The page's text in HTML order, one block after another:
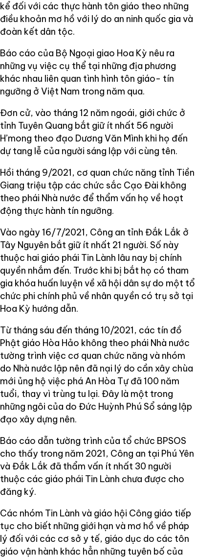
kể đối với các thực hành tôn giáo theo những
điều khoản mơ hồ với lý do an ninh quốc gia và
đoàn kết dân tộc.
Báo cáo của Bộ Ngoại giao Hoa Kỳ nêu ra
những vụ việc cụ thể tại những địa phương
khác nhau liên quan tình hình tôn giáo- tín
ngưỡng ở Việt Nam trong năm qua.
Đơn cử, vào tháng 12 năm ngoái, giới chức ở
tỉnh Tuyên Quang bắt giữ ít nhất 56 người
H’mong theo đạo Dương Văn Mình khi họ đến
dự tang lễ của người sáng lập với cùng tên.
Hồi tháng 9/2021, cơ quan chức năng tỉnh Tiền
Giang triệu tập các chức sắc Cạo Đài không
theo phái Nhà nước để thẩm vấn họ về hoạt
động thực hành tín ngưỡng.
Vào ngày 16/7/2021, Công an tỉnh Đắk Lắk ở
Tây Nguyên bắt giữ ít nhất 21 người. Số này
thuộc hai giáo phái Tin Lành lâu nay bị chính
quyền nhắm đến. Trước khi bị bắt họ có tham
gia khóa huấn luyện về xã hội dân sự do một tổ
chức phi chính phủ về nhân quyền có trụ sở tại
Hoa Kỳ hướng dẫn.
Từ tháng sáu đến tháng 10/2021, các tín đồ
Phật giáo Hòa Hảo không theo phái Nhà nước
tường trình việc cơ quan chức năng và nhóm
do Nhà nước lập nên đã nại lý do cần xây chùa
mới ủng hộ việc phá An Hòa Tự đã 100 năm
tuổi, thay vì trùng tu lại. Đây là một trong
những ngôi của do Đức Huỳnh Phú Sổ sáng lập
đạo xây dựng nên.
Báo cáo dẫn tường trình của tổ chức BPSOS
cho thấy trong năm 2021, Công an tại Phú Yên
và Đắk Lắk đã thẩm vấn ít nhất 30 người
thuộc các giáo phái Tin Lành chưa được cho
đăng ký.
Các nhóm Tin Lành và giáo hội Công giáo tiếp
tục cho biết những giới hạn và mơ hồ về pháp
lý đối với các cơ sở y tế, giáo dục do các tôn
giáo vận hành khác hẳn những tuyên bố của